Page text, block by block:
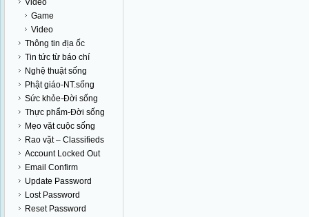
Video
Game
Video
Thông tin địa ốc
Tin tức từ báo chí
Nghệ thuật sống
Phật giáo-NT.sống
Sức khỏe-Đời sống
Thực phẩm-Đời sống
Mẹo vặt cuộc sống
Rao vặt – Classifieds
Account Locked Out
Email Confirm
Update Password
Lost Password
Reset Password